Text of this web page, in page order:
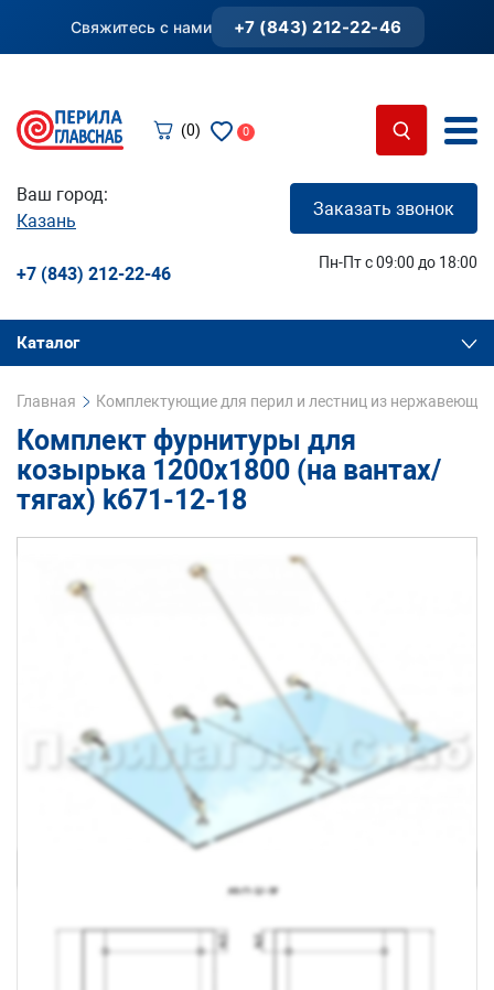
Свяжитесь с нами +7 (843) 212-22-46
(0) 0
Ваш город:
Казань
Заказать звонок
+7 (843) 212-22-46
Пн-Пт с 09:00 до 18:00
Каталог
Главная Комплектующие для перил и лестниц из
Комплект фурнитуры для
козырька 1200х1800 (на вантах/
тягах) k671-12-18